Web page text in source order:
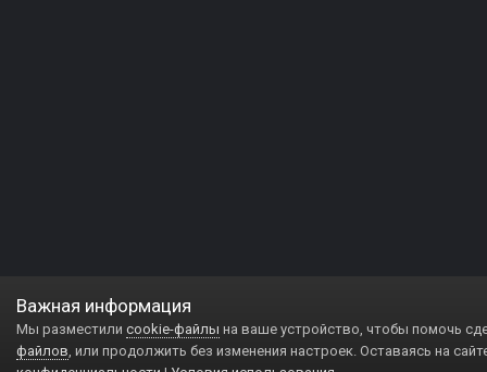
Важная информация
Мы разместили cookie-файлы на ваше устройство, чтобы помочь
файлов, или продолжить без изменения настроек. Оставаясь на